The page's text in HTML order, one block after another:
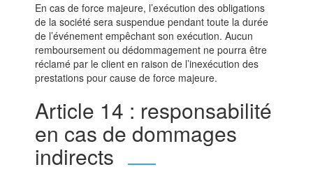
En cas de force majeure, l’exécution des obligations
de la société sera suspendue pendant toute la durée
de l’événement empêchant son exécution. Aucun
remboursement ou dédommagement ne pourra être
réclamé par le client en raison de l’inexécution des
prestations pour cause de force majeure.
Article 14 : responsabilité
en cas de dommages
indirects